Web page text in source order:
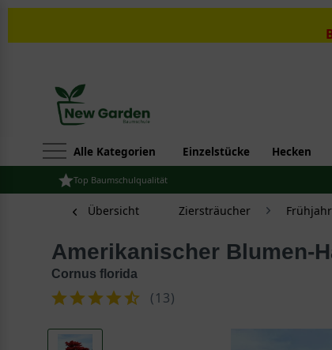
Alle Kategorien Einzelstücke Hecken
Top Baumschulqualität
Übersicht Ziersträucher
Amerikanischer Blumen-
Cornus florida
(13)